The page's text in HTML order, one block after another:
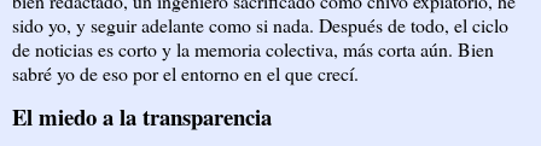
sido yo, y seguir adelante como si nada. Después de todo, el ciclo
de noticias es corto y la memoria colectiva, más corta aún. Bien
sabré yo de eso por el entorno en el que crecí.
El miedo a la transparencia